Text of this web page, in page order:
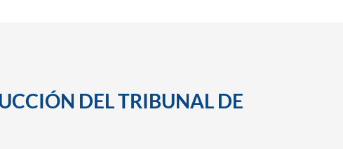
DEL TRIBUNAL DE